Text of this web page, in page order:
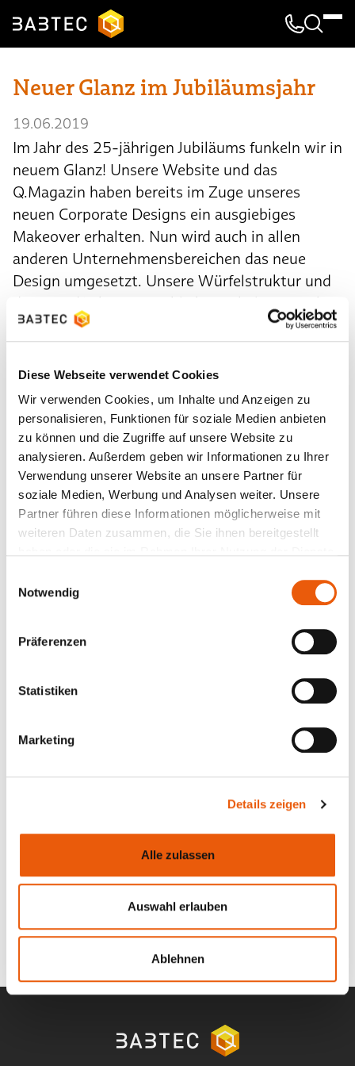
Diese Webseite verwendet Cookies
Wir verwenden Cookies, um Inhalte und Anzeigen zu
personalisieren, Funktionen für soziale Medien anbieten
zu können und die Zugriffe auf unsere Website zu
analysieren. Außerdem geben wir Informationen zu Ihrer
Verwendung unserer Website an unsere Partner für
soziale Medien, Werbung und Analysen weiter. Unsere
Partner führen diese Informationen möglicherweise mit
weiteren Daten zusammen, die Sie ihnen bereitgestellt
Notwendig
Präferenzen
Statistiken
Marketing
Details zeigen
Alle zulassen
Auswahl erlauben
Ablehnen
Suche
Kontakt &
Neuer Glanz im Jubiläumsjahr
19.06.2019
Im Jahr des 25-jährigen Jubiläums funkeln wir in
neuem Glanz! Unsere Website und das
Q.Magazin haben bereits im Zuge unseres
neuen Corporate Designs ein ausgiebiges
Makeover erhalten. Nun wird auch in allen
anderen Unternehmensbereichen das neue
Design umgesetzt. Unsere Würfelstruktur und
die Grundfarbe orange bleiben erhalten. Doch
das modernisierte Design ist entschlackt und
flexibler gestaltet. Denn unser Corporate
Design spiegelt einen entscheidenden Anspruch
an uns selbst wider: Wir wollen agile und
flexible Arbeitsprozesse schaffen, die in einer
optimierten Qualität der Babtec-Produkte
resultieren.
Agil und flexibel: das neue Corporate Design von Babtec
Zurück zur Übersicht